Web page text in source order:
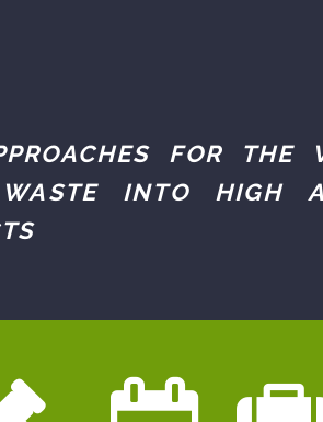
FOR THE
INTO HIGH